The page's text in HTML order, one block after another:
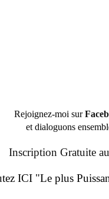
Rejoignez-moi sur
et dialoguons
Inscription Gratuite
ICI "Le plus